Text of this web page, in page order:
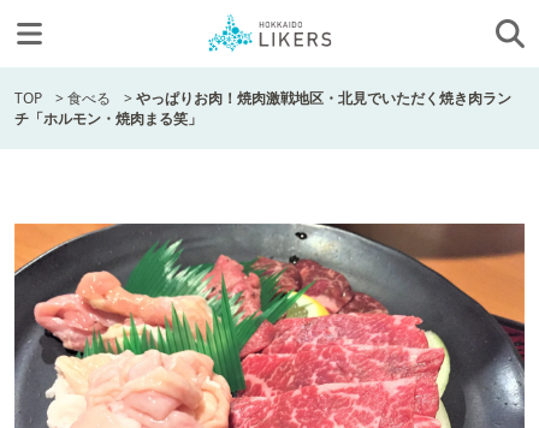
TOP >食べる >やっぱりお肉！焼肉激戦地区・北見でいただく焼き肉ラン
チ「ホルモン・焼肉まる笑」